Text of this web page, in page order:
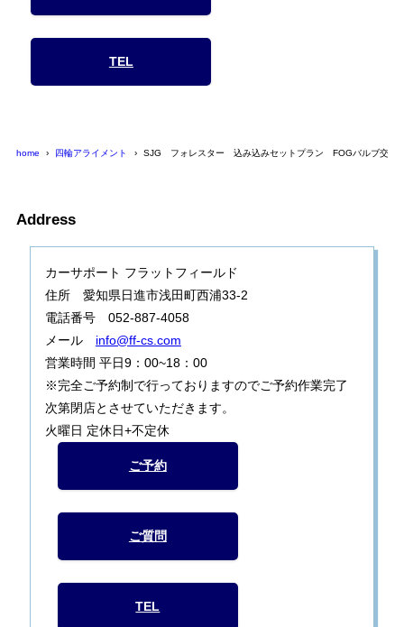
TEL
home 四輪アライメント SJG フォレスター 込み込みセットプラン FOGバルブ交換
Address
カーサポート フラットフィールド
住所 愛知県日進市浅田町西浦33-2
電話番号 052-887-4058
メール info@ff-cs.com
営業時間 平日9：00~18：00
※完全ご予約制で行っておりますのでご予約作業完了
次第閉店とさせていただきます。
火曜日 定休日+不定休
ご予約
ご質問
TEL